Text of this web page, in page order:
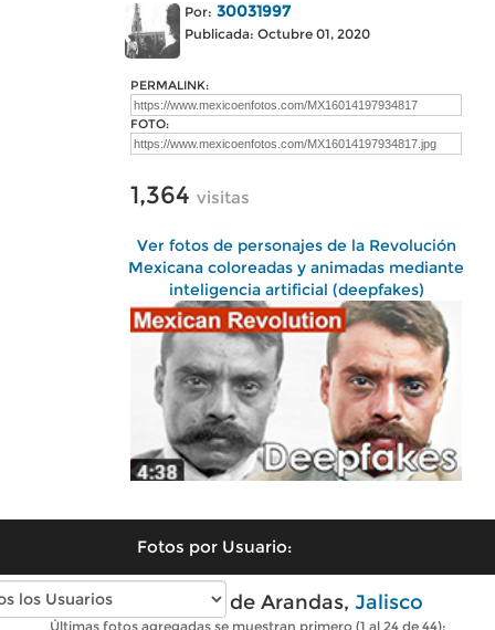
Por: 30031997
Publicada: Octubre 01, 2020
PERMALINK:
FOTO:
1,364 visitas
Ver fotos de personajes de la Revolución
Mexicana coloreadas y animadas mediante
inteligencia artificial (deepfakes)
Fotos por Usuario:
Fotos antiguas de Arandas, Jalisco
Últimas fotos agregadas se muestran primero (1 al 24 de 44):